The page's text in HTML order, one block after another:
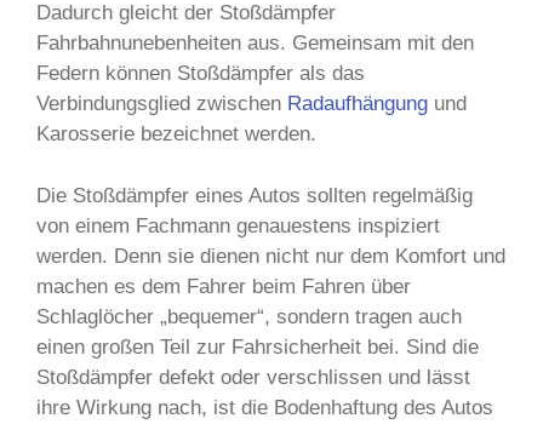
Dadurch gleicht der Stoßdämpfer
Fahrbahnunebenheiten aus. Gemeinsam mit den
Federn können Stoßdämpfer als das
Verbindungsglied zwischen Radaufhängung und
Karosserie bezeichnet werden.
Die Stoßdämpfer eines Autos sollten regelmäßig
von einem Fachmann genauestens inspiziert
werden. Denn sie dienen nicht nur dem Komfort und
machen es dem Fahrer beim Fahren über
Schlaglöcher „bequemer“, sondern tragen auch
einen großen Teil zur Fahrsicherheit bei. Sind die
Stoßdämpfer defekt oder verschlissen und lässt
ihre Wirkung nach, ist die Bodenhaftung des Autos